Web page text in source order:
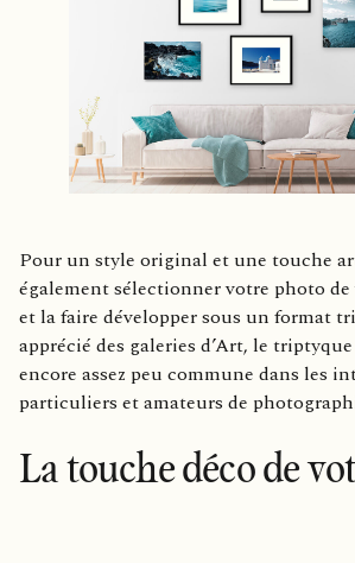
Pour un style original et une touche
également sélectionner votre photo de
et la faire développer sous un format
apprécié des galeries d’Art, le
encore assez peu commune dans les
particuliers et amateurs de
La touche déco de